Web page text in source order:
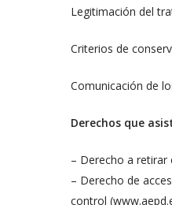
Legitimación del
Criterios de
Comunicación de
Derechos que
– Derecho a
– Derecho de
control